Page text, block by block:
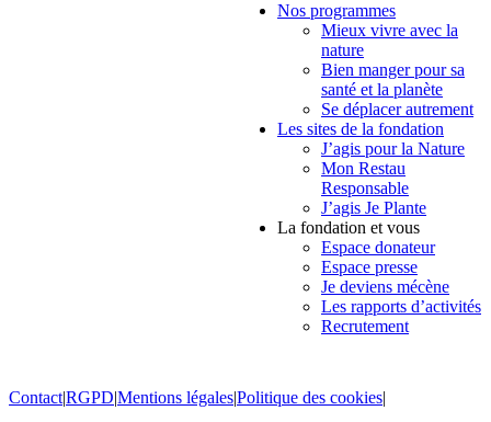
Nos programmes
Mieux vivre avec la
nature
Bien manger pour sa
santé et la planète
Se déplacer autrement
Les sites de la fondation
J’agis pour la Nature
Mon Restau
Responsable
J’agis Je Plante
La fondation et vous
Espace donateur
Espace presse
Je deviens mécène
Les rapports d’activités
Recrutement
Contact|RGPD|Mentions légales|Politique des cookies|